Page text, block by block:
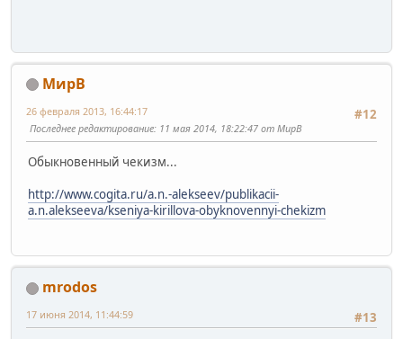
МирВ
#12
26 февраля 2013, 16:44:17
Последнее редактирование: 11 мая 2014, 18:22:47 от МирВ
Обыкновенный чекизм...
http://www.cogita.ru/a.n.-alekseev/publikacii-
a.n.alekseeva/kseniya-kirillova-obyknovennyi-chekizm
mrodos
#13
17 июня 2014, 11:44:59